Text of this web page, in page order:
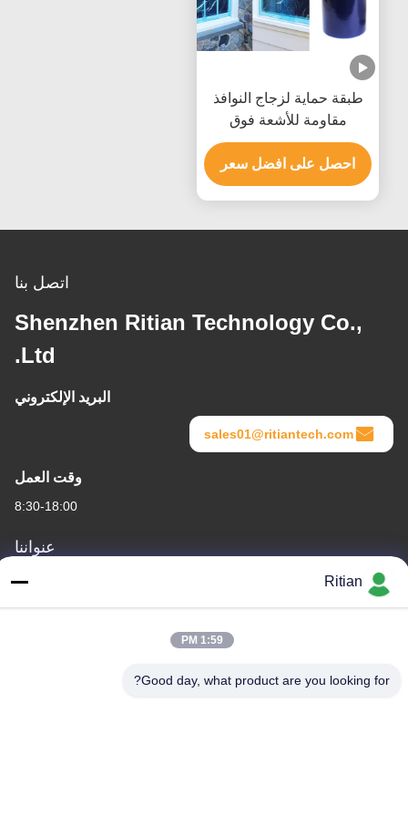
طبقة حماية لزجاج النوافذ
مقاومة للأشعة فوق
البنفسجية 50 ميكرون مع
عدم وجود بقايا لاصقة من
البولي إيثيلين
احصل على افضل سعر
اتصل بنا
Shenzhen Ritian Technology Co.,
Ltd.
البريد الإلكتروني
sales01@ritiantech.com
وقت العمل
8:30-18:00
عنواننا
عنوان الشركة
No.65 Songnian Road، Longgang District، شينزين، الصين 518117
Ritian
1:59 PM
Good day, what product are you looking for?